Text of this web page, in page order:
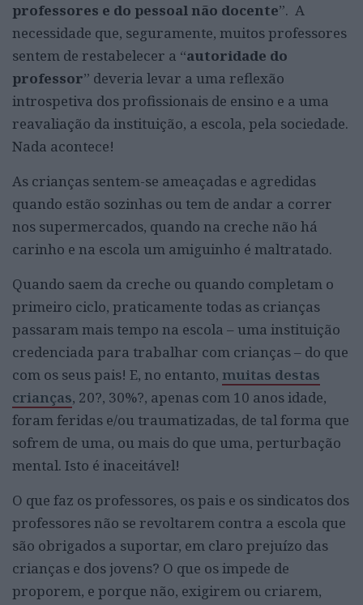
professores e do pessoal não docente”. A
necessidade que, seguramente, muitos professores
sentem de restabelecer a “autoridade do
professor” deveria levar a uma reflexão
introspetiva dos profissionais de ensino e a uma
reavaliação da instituição, a escola, pela sociedade.
Nada acontece!
As crianças sentem-se ameaçadas e agredidas
quando estão sozinhas ou tem de andar a correr
nos supermercados, quando na creche não há
carinho e na escola um amiguinho é maltratado.
Quando saem da creche ou quando completam o
primeiro ciclo, praticamente todas as crianças
passaram mais tempo na escola – uma instituição
credenciada para trabalhar com crianças – do que
com os seus pais! E, no entanto, muitas destas
crianças, 20?, 30%?, apenas com 10 anos idade,
foram feridas e/ou traumatizadas, de tal forma que
sofrem de uma, ou mais do que uma, perturbação
mental. Isto é inaceitável!
O que faz os professores, os pais e os sindicatos dos
professores não se revoltarem contra a escola que
são obrigados a suportar, em claro prejuízo das
crianças e dos jovens? O que os impede de
proporem, e porque não, exigirem ou criarem,